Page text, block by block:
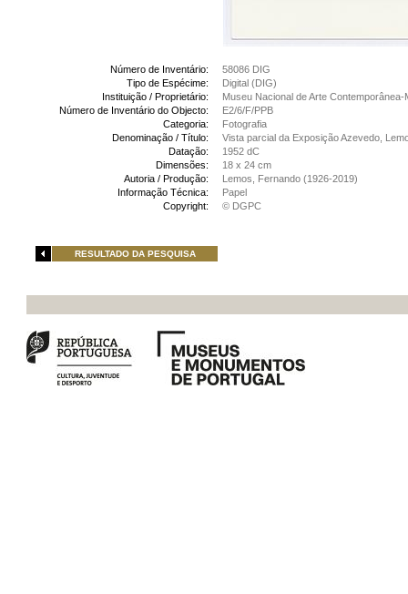
Número de Inventário:
58086 DIG
Tipo de Espécime:
Digital (DIG)
Instituição / Proprietário:
Museu Nacional de Arte Contemporânea-
Número de Inventário do Objecto:
E2/6/F/PPB
Categoria:
Fotografia
Denominação / Título:
Vista parcial da Exposição Azevedo,
Datação:
1952 dC
Dimensões:
18 x 24 cm
Autoria / Produção:
Lemos, Fernando (1926-2019)
Informação Técnica:
Papel
Copyright:
© DGPC
RESULTADO DA PESQUISA